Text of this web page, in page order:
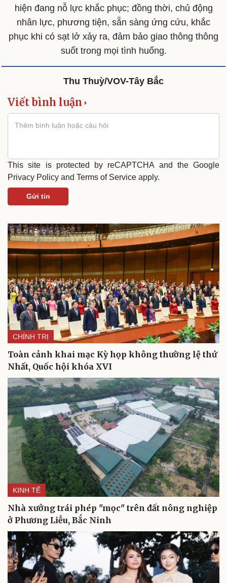
Sân khấu - Điện ảnh
Văn học
Di sản
Giải trí
Du lịch
Tư vấn
Săn Tour
check-in
Podcast
Câu chuyện thời sự
Đọc truyện đêm khuya
Cửa sổ tình yêu
Kể chuyện cho bé
Hạt giống tâm hồn
hiện đang nỗ lực khắc phục; đồng thời, chủ động
nhân lực, phương tiện, sẵn sàng ứng cứu, khắc
phục khi có sạt lở xảy ra, đảm bảo giao thông thông
suốt trong mọi tình huống.
Thu Thuỳ/VOV-Tây Bắc
Viết bình luận
This site is protected by reCAPTCHA and the Google
Privacy Policy and Terms of Service apply.
Gửi tin
CHÍNH TRỊ
Toàn cảnh khai mạc Kỳ họp không thường lệ thứ
Nhất, Quốc hội khóa XVI
KINH TẾ
Nhà xưởng trái phép "mọc" trên đất nông nghiệp
ở Phương Liễu, Bắc Ninh